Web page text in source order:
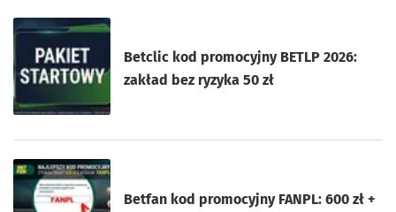
Betclic kod promocyjny BETLP 2026:
zakład bez ryzyka 50 zł
Betfan kod promocyjny FANPL: 600 zł +